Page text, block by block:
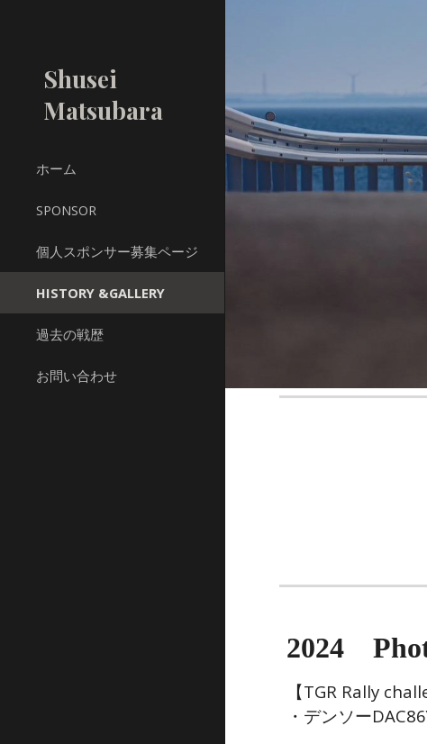
Shusei
Matsubara
ホーム
SPONSOR
個人スポンサー募集ページ
HISTORY &GALLERY
過去の戦歴
お問い合わせ
2024
【TGR Rally
・デンソー